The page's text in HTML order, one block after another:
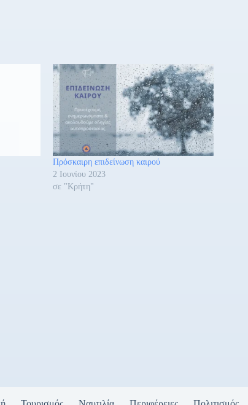
Πρόσκαιρη επιδείνωση καιρού
2 Ιουνίου 2023
σε "Κρήτη"